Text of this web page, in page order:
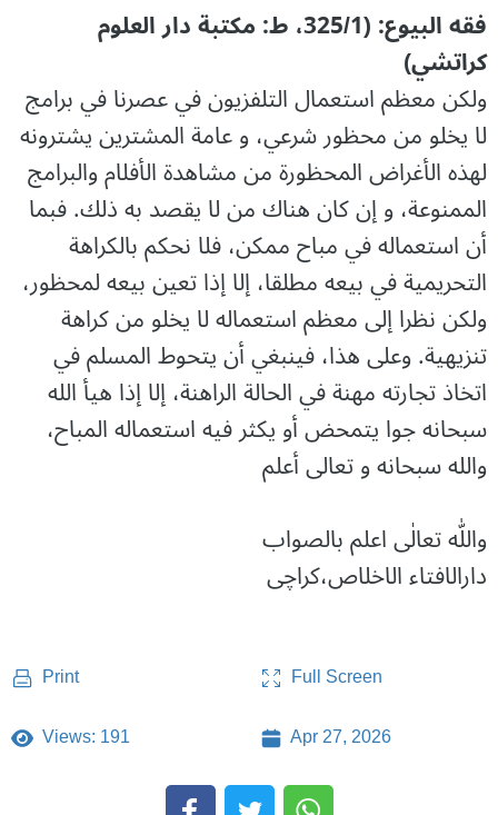
فقه البیوع: (325/1، ط: مكتبة دار العلوم
كراتشي)‏
ولكن معظم استعمال التلفزيون في عصرنا في برامج
لا يخلو من محظور شرعي، ‏و عامة المشترين يشترونه
لهذه الأغراض المحظورة من مشاهدة الأفلام والبرامج
‏الممنوعة، و إن كان هناك من لا يقصد به ذلك‎.‎‏ فبما
أن استعماله في مباح ‏ممكن، فلا نحكم بالكراهة
التحريمية في بيعه مطلقا، إلا إذا تعين بيعه لمحظور،
‏ولكن نظرا إلى معظم استعماله لا يخلو من كراهة
تنزيهية‎.‎‏ وعلى هذا، فينبغي ‏أن يتحوط المسلم في
اتخاذ تجارته مهنة في الحالة الراهنة، إلا إذا هيأ الله
سبحانه ‏جوا يتمحض أو يكثر فيه استعماله المباح،
والله سبحانه و تعالى أعلم
واللّٰه تعالٰی اعلم بالصواب
دارالافتاء الاخلاص،کراچی
Print Full Screen
Views: 191 Apr 27, 2026